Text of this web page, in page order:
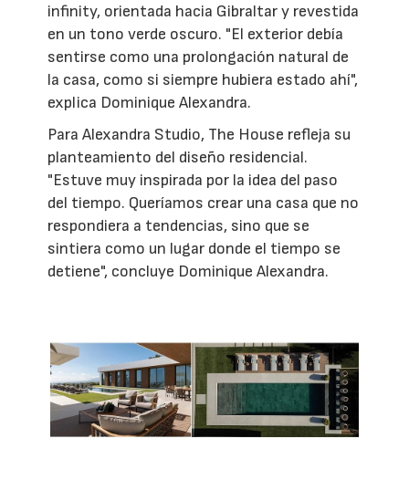
infinity, orientada hacia Gibraltar y revestida
en un tono verde oscuro. "El exterior debía
sentirse como una prolongación natural de
la casa, como si siempre hubiera estado ahí",
explica Dominique Alexandra.
Para Alexandra Studio, The House refleja su
planteamiento del diseño residencial.
"Estuve muy inspirada por la idea del paso
del tiempo. Queríamos crear una casa que no
respondiera a tendencias, sino que se
sintiera como un lugar donde el tiempo se
detiene", concluye Dominique Alexandra.